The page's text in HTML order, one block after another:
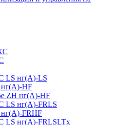
LS нг(A)-LS
HF
ZH нг(A)-HF
LS нг(A)-FRLS
FRHF
LS нг(A)-FRLSLTx